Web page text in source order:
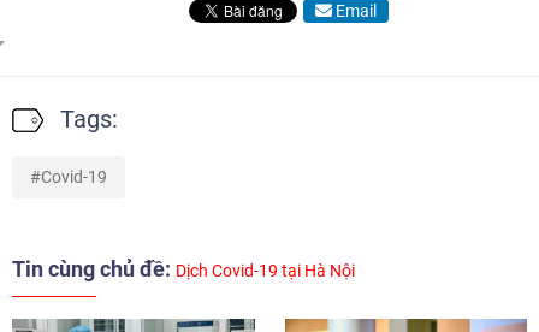
Email
Tags:
Covid-19
Tin cùng chủ đề: Dịch Covid-19 tại Hà Nội